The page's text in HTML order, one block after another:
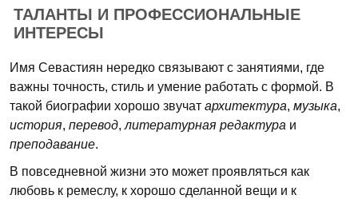
ТАЛАНТЫ И ПРОФЕССИОНАЛЬНЫЕ
ИНТЕРЕСЫ
Имя Севастиян нередко связывают с занятиями, где
важны точность, стиль и умение работать с формой. В
такой биографии хорошо звучат архитектура, музыка,
история, перевод, литературная редактура и
преподавание.
В повседневной жизни это может проявляться как
любовь к ремеслу, к хорошо сделанной вещи и к